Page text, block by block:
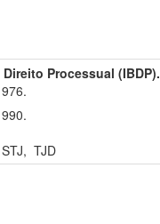
Processual (IBDP).
STJ, TJD